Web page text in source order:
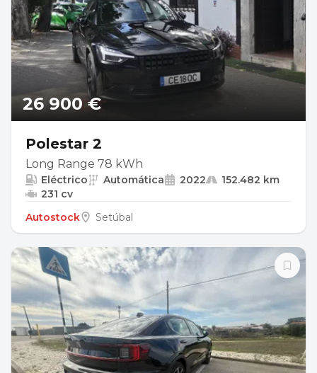
26 900 €
Polestar 2
Long Range 78 kWh
Eléctrico Automática 2022
152.482 km
231 cv
Autostock
Setúbal